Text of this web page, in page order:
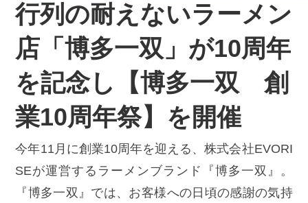
行列の耐えないラーメン
店「博多一双」が10周年
を記念し【博多一双 創
業10周年祭】を開催
今年11月に創業10周年を迎える、株式会社EVORI
SEが運営するラーメンブランド『博多一双』。
『博多一双』では、お客様への日頃の感謝の気持